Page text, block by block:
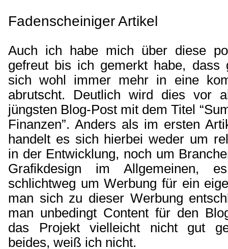
Fadenscheiniger Artikel
Auch ich habe mich über diese
gefreut bis ich gemerkt habe, dass
sich wohl immer mehr in eine
abrutscht. Deutlich wird dies vor
jüngsten Blog-Post mit dem Titel
Finanzen”. Anders als im ersten
handelt es sich hierbei weder um
in der Entwicklung, noch um
Grafikdesign im Allgemeinen,
schlichtweg um Werbung für ein
man sich zu dieser Werbung
man unbedingt Content für den
das Projekt vielleicht nicht gut
beides, weiß ich nicht.